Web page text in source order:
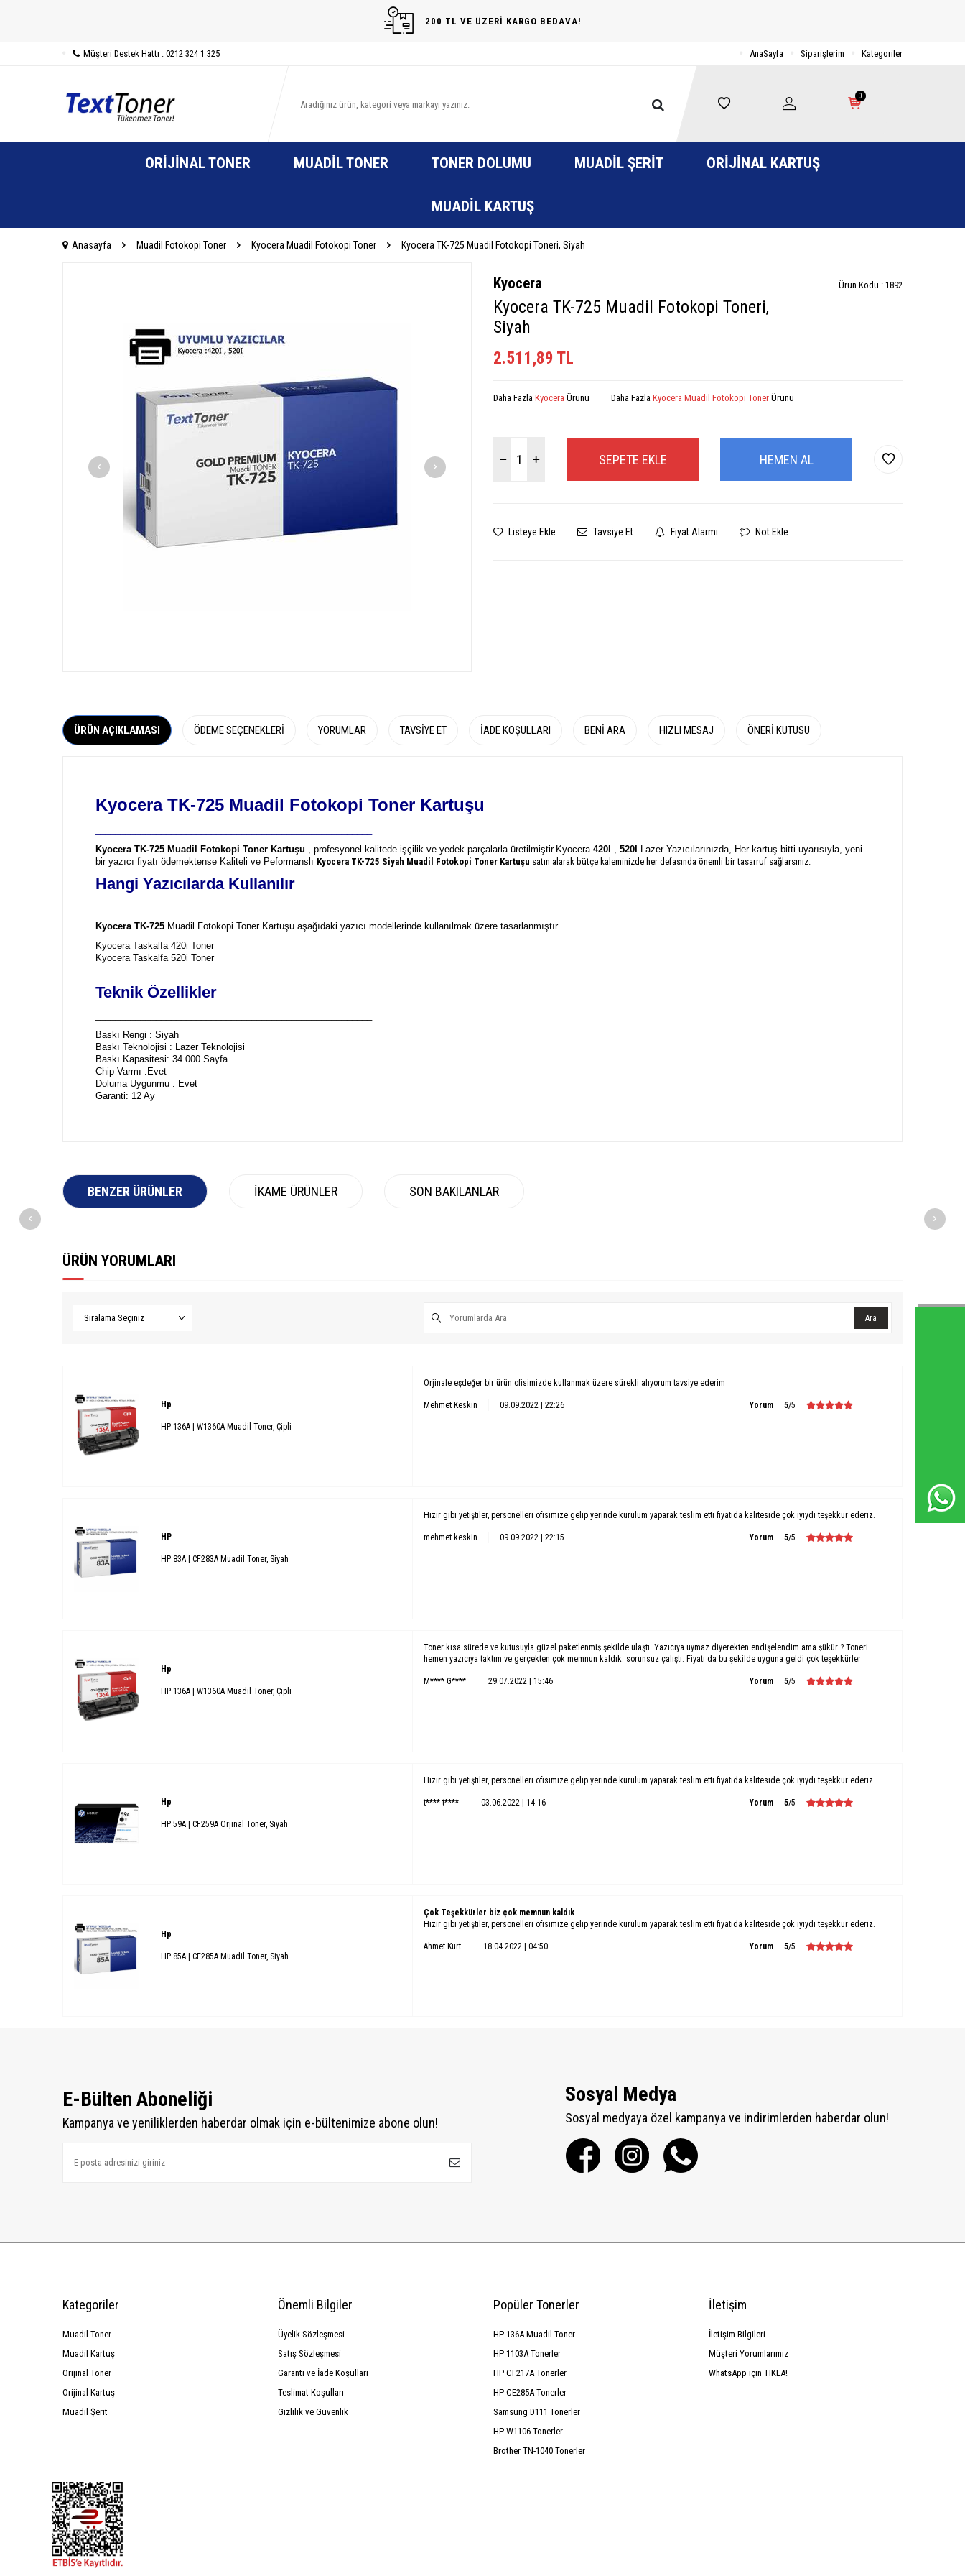
200 TL VE ÜZERİ KARGO BEDAVA!
Müşteri Destek Hattı : 0212 324 1 325 AnaSayfa Siparişlerim Kategoriler
0
ORIJINAL TONER MUADIL TONER TONER DOLUMU MUADIL ŞERIT ORIJINAL KARTUŞ
MUADIL KARTUŞ
Anasayfa Muadil Fotokopi Toner Kyocera Muadil Fotokopi Toner Kyocera TK-725 Muadil Fotokopi Toneri, Siyah
Kyocera Ürün Kodu : 1892
Kyocera TK-725 Muadil Fotokopi Toneri,
Siyah
2.511,89 TL
Daha Fazla Kyocera Ürünü Daha Fazla Kyocera Muadil Fotokopi Toner Ürünü
SEPETE EKLE HEMEN AL
Listeye Ekle Tavsiye Et Fiyat Alarmı Not Ekle
ÜRÜN AÇIKLAMASI ÖDEME SEÇENEKLERI YORUMLAR TAVSIYE ET İADE KOŞULLARI BENI ARA HIZLI MESAJ ÖNERI KUTUSU
Kyocera TK-725 Muadil Fotokopi Toner Kartuşu
Kyocera TK-725 Muadil Fotokopi Toner Kartuşu , profesyonel kalitede işçilik ve yedek parçalarla üretilmiştir. Kyocera 420I , 520I
Lazer Yazıcılarınızda, Her kartuş bitti uyarısıyla, yeni
bir yazıcı fiyatı ödemektense Kaliteli ve Peformanslı Kyocera TK-725 Siyah Muadil Fotokopi Toner Kartuşu satın alarak bütçe kaleminizde her defasında önemli bir tasarruf sağlarsınız.
Hangi Yazıcılarda Kullanılır
Kyocera TK-725 Muadil Fotokopi Toner Kartuşu aşağıdaki yazıcı modellerinde kullanılmak üzere tasarlanmıştır.
Kyocera Taskalfa 420i Toner
Kyocera Taskalfa 520i Toner
Teknik Özellikler
Baskı Rengi : Siyah
Baskı Teknolojisi : Lazer Teknolojisi
Baskı Kapasitesi: 34.000 Sayfa
Chip Varmı :Evet
Doluma Uygunmu : Evet
Garanti: 12 Ay
BENZER ÜRÜNLER İKAME ÜRÜNLER SON BAKILANLAR
ÜRÜN YORUMLARI
Ara
Hp
HP 136A | W1360A Muadil Toner, Çipli
Orjinale eşdeğer bir ürün ofisimizde kullanmak üzere sürekli alıyorum tavsiye ederim
Mehmet Keskin 09.09.2022 | 22:26 Yorum 5/5
HP
HP 83A | CF283A Muadil Toner, Siyah
Hızır gibi yetiştiler, personelleri ofisimize gelip yerinde kurulum yaparak teslim etti fiyatıda kaliteside çok iyiydi teşekkür ederiz.
mehmet keskin 09.09.2022 | 22:15 Yorum 5/5
Hp
HP 136A | W1360A Muadil Toner, Çipli
Toner kısa sürede ve kutusuyla güzel paketlenmiş şekilde ulaştı. Yazıcıya uymaz diyerekten endişelendim ama şükür ? Toneri
hemen yazıcıya taktım ve gerçekten çok memnun kaldık. sorunsuz çalıştı. Fiyatı da bu şekilde uyguna geldi çok teşekkürler
M**** G**** 29.07.2022 | 15:46 Yorum 5/5
Hp
HP 59A | CF259A Orjinal Toner, Siyah
Hızır gibi yetiştiler, personelleri ofisimize gelip yerinde kurulum yaparak teslim etti fiyatıda kaliteside çok iyiydi teşekkür ederiz.
t**** t**** 03.06.2022 | 14:16 Yorum 5/5
Hp
HP 85A | CE285A Muadil Toner, Siyah
Çok Teşekkürler biz çok memnun kaldık
Hızır gibi yetiştiler, personelleri ofisimize gelip yerinde kurulum yaparak teslim etti fiyatıda kaliteside çok iyiydi teşekkür ederiz.
Ahmet Kurt 18.04.2022 | 04:50 Yorum 5/5
E-Bülten Aboneliği
Kampanya ve yeniliklerden haberdar olmak için e-bültenimize abone olun!
Sosyal Medya
Sosyal medyaya özel kampanya ve indirimlerden haberdar olun!
Kategoriler
Muadil Toner
Muadil Kartuş
Orijinal Toner
Orijinal Kartuş
Muadil Şerit
Önemli Bilgiler
Üyelik Sözleşmesi
Satış Sözleşmesi
Garanti ve İade Koşulları
Teslimat Koşulları
Gizlilik ve Güvenlik
Popüler Tonerler
HP 136A Muadil Toner
HP 1103A Tonerler
HP CF217A Tonerler
HP CE285A Tonerler
Samsung D111 Tonerler
HP W1106 Tonerler
Brother TN-1040 Tonerler
İletişim
İletişim Bilgileri
Müşteri Yorumlarımız
WhatsApp için TIKLA!